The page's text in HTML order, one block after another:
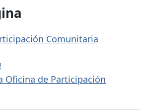
Comunitaria
Oficina de Participación